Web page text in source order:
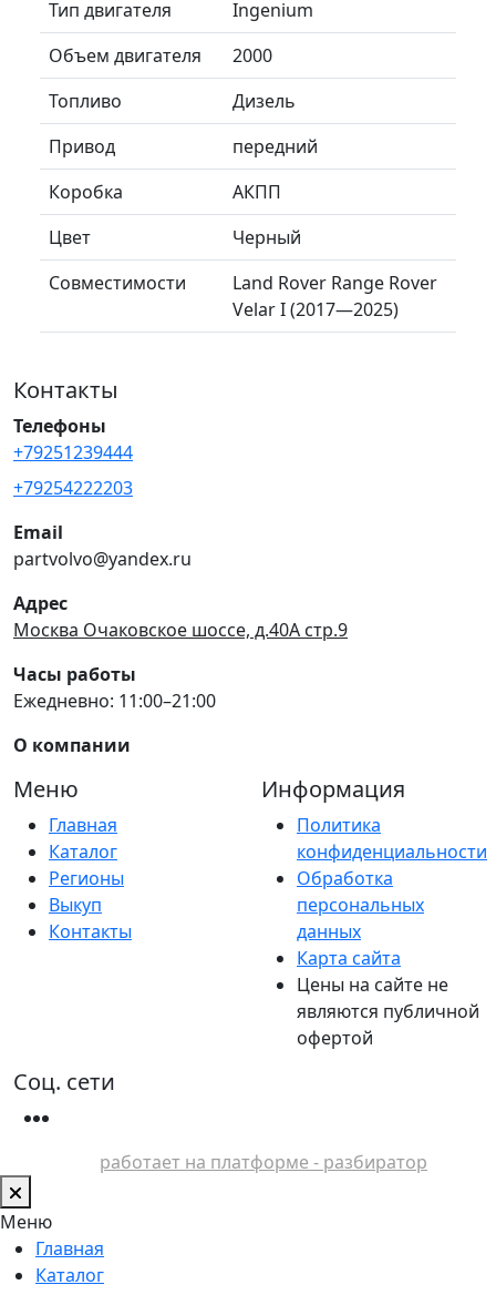
Тип двигателя
Ingenium
Объем двигателя
2000
Топливо
Дизель
Привод
передний
Коробка
АКПП
Цвет
Черный
Совместимости
Land Rover Range Rover
Velar I (2017—2025)
Контакты
Телефоны
+79251239444
+79254222203
Email
partvolvo@yandex.ru
Адрес
Москва Очаковское шоссе, д.40А стр.9
Часы работы
Ежедневно: 11:00–21:00
О компании
Меню
Главная
Каталог
Регионы
Выкуп
Контакты
Информация
Политика
конфиденциальности
Обработка
персональных
данных
Карта сайта
Цены на сайте не
являются публичной
офертой
Соц. сети
работает на платформе - разбиратор
Меню
Главная
Каталог